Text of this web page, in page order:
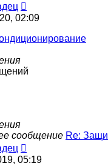
к
сообщению
02:09
сообщение Re:
к
05:19